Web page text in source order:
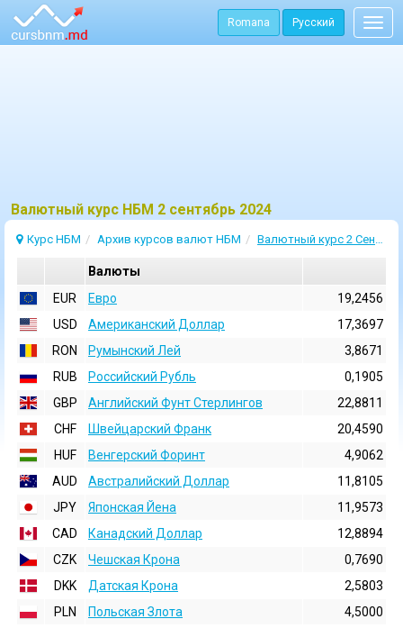
Romana Русский
Bалютный курс НБМ 2 сентябрь 2024
Курс НБМ Архив курсов валют НБМ Валютный курс 2 Сентябрь 2024
Валюты
EUR
Евро
19,2456
USD
Aмериканский Доллар
17,3697
RON
Румынский Лей
3,8671
RUB
Российский Рубль
0,1905
GBP
Английский Фунт Стерлингов
22,8811
CHF
Швейцарский Франк
20,4590
HUF
Венгерский Форинт
4,9062
AUD
Австралийский Доллар
11,8105
JPY
Японская Йена
11,9573
CAD
Канадский Доллар
12,8894
CZK
Чешская Крона
0,7690
DKK
Датская Крона
2,5803
PLN
Польская Злота
4,5000